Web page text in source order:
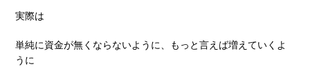
実際は
単純に資⾦が無くならないように、もっと⾔えば増えていくよ
うに